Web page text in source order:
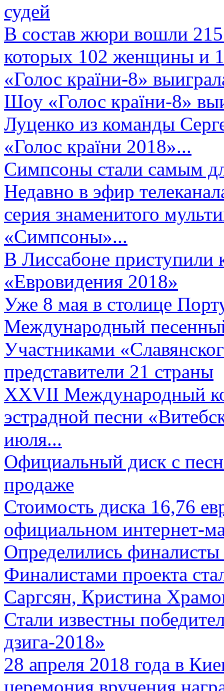
судей
В состав жюри вошли 215
которых 102 женщины и
«Голос країни-8»
Шоу «Голос країни-8»
Луценко из команды
«Голос країни 2018»...
Симпсоны стали самым
Недавно в эфир
серия знаменитого
«Симпсоны»...
В Лиссабоне приступили
«Евровидения 2018»
Уже 8 мая в столице
Международный
Участниками
представители 21 страны
XXVII Международный
эстрадной песни
июля...
Официальный диск с
продаже
Стоимость диска 16,76
официальном интернет-
Определились
Финалистами проекта
Саргсян, Кристина
Стали известны
дзига-2018»
28 апреля 2018 года в